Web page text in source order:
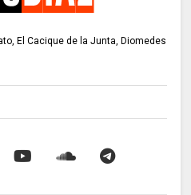
El Cacique de la Junta, Diomedes